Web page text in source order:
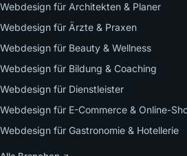
Webdesign für Architekten & Planer
Webdesign für Ärzte & Praxen
Webdesign für Beauty & Wellness
Webdesign für Bildung & Coaching
Webdesign für Dienstleister
Webdesign für E-Commerce & Online-
Webdesign für Gastronomie & Hotellerie